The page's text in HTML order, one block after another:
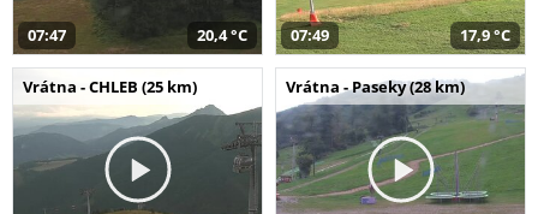
07:47 20,4 °C 07:49 17,9 °C
Vrátna - CHLEB (25 km) Vrátna - Paseky (28 km)